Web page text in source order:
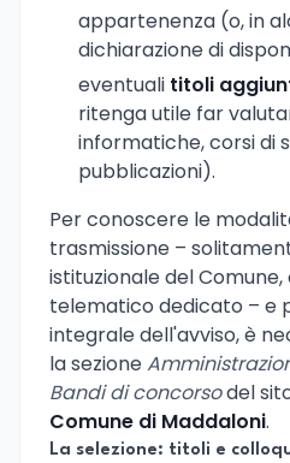
appartenenza (o, in
dichiarazione di
eventuali titoli
ritenga utile far
informatiche, corsi di
pubblicazioni).
Per conoscere le
trasmissione –
istituzionale del
telematico dedicato – e
integrale dell'avviso, è
la sezione
Bandi di concorsodel
Comune di Maddaloni.
La selezione: titoli e